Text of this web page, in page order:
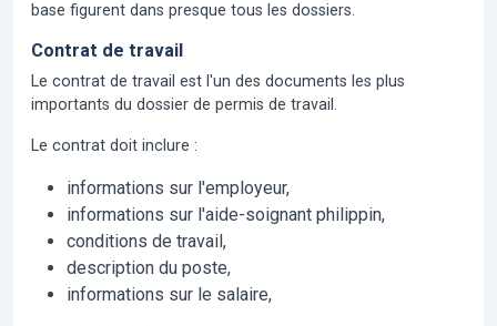
base figurent dans presque tous les dossiers.
Contrat de travail
Le contrat de travail est l'un des documents les plus
importants du dossier de permis de travail.
Le contrat doit inclure :
informations sur l'employeur,
informations sur l'aide-soignant philippin,
conditions de travail,
description du poste,
informations sur le salaire,